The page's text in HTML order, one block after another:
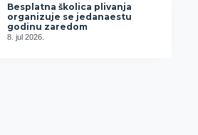
Besplatna školica plivanja
organizuje se jedanaestu
godinu zaredom
8. jul 2026.